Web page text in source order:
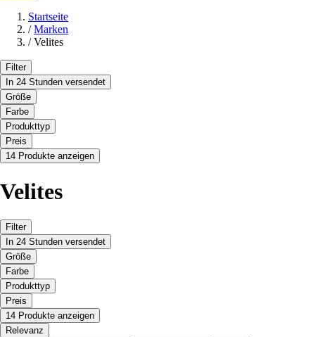
Startseite
/ Marken
/ Velites
Filter
In 24 Stunden versendet
Größe
Farbe
Produkttyp
Preis
14 Produkte anzeigen
Velites
Filter
In 24 Stunden versendet
Größe
Farbe
Produkttyp
Preis
14 Produkte anzeigen
Relevanz